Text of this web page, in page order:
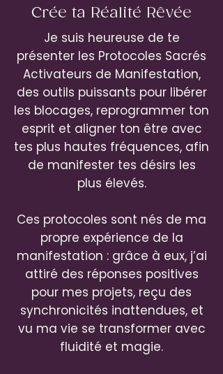
Crée ta Réalité Rêvée
Je suis heureuse de te
présenter les Protocoles Sacrés
Activateurs de Manifestation,
des outils puissants pour libérer
les blocages, reprogrammer ton
esprit et aligner ton être avec
tes plus hautes fréquences, afin
de manifester tes désirs les
plus élevés.
Ces protocoles sont nés de ma
propre expérience de la
manifestation : grâce à eux, j’ai
attiré des réponses positives
pour mes projets, reçu des
synchronicités inattendues, et
vu ma vie se transformer avec
fluidité et magie.